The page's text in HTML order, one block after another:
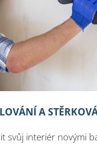
A
svůj interiér novými